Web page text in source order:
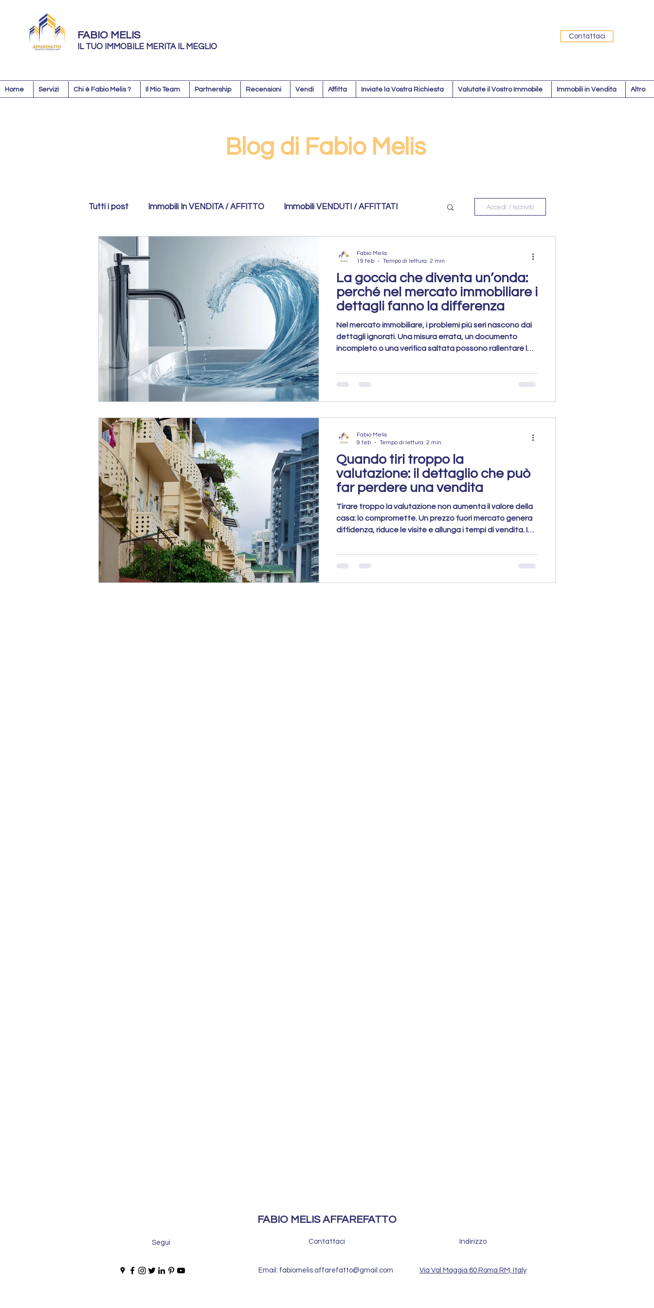
FABIO MELIS
IL TUO IMMOBILE MERITA IL MEGLIO
Contattaci
Home Servizi Chi è Fabio Melis ? Il Mio Team Partnership Recensioni Vendi Affitta Inviate la Vostra Richiesta Valutate il Vostro Immobile Immobili in Vendita Altro
Blog di Fabio Melis
Tutti i post Immobili In VENDITA / AFFITTO Immobili VENDUTI / AFFITTATI
Blog Fabio Melis Rogito Concluso
Immobili In TRATTATIVA / PROPOSTA A Mercato Immobiliare
Mercato Immobiliare Vendere Casa Errori da evitare
Consulenza Immobiliare Errori da Evitare Preparazione dell’Immobile
Consigli per Vendere Casa Strategia di Vendita
Accedi / Iscriviti
La goccia che diventa un’onda:
perché nel mercato immobiliare i
dettagli fanno la differenza
Nel mercato immobiliare, i problemi più seri nascono dai
dettagli ignorati. Una misura errata, un documento
incompleto o una verifica saltata possono rallentare la
l’acquirente. Preparare la casa in modo accurato è
l’unico modo per evitare che una piccola goccia diventi
Fabio Melis
19 feb
Tempo di lettura: 2 min
Quando tiri troppo la
valutazione: il dettaglio che può
far perdere una vendita
Tirare troppo la valutazione non aumenta il valore della
casa: lo compromette. Un prezzo fuori mercato genera
diffidenza, riduce le visite e allunga i tempi di vendita. In
giusto è fondamentale per attirare acquirenti seri e
ottenere una trattativa più veloce e più efficace.
Fabio Melis
9 feb
Tempo di lettura: 2 min
FABIO MELIS AFFAREFATTO
Segui Contattaci
Email: fabiomelis.affarefatto@gmail.com
Indirizzo
Via Val Maggia 60 Roma RM, Italy